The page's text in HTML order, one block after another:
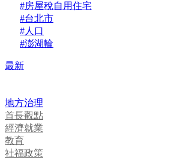
#房屋稅自用住宅
#台北市
#人口
#澎湖輪
最新
地方治理
首長觀點
經濟就業
教育
社福政策